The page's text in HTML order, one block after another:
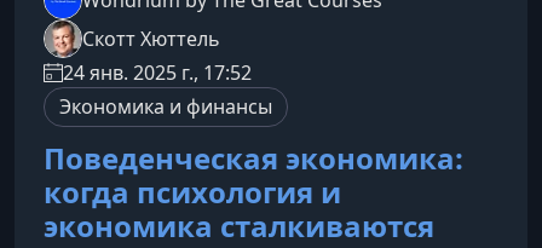
Скотт Хюттель
24 янв. 2025 г., 17:52
Экономика и финансы
Поведенческая экономика:
когда психология и
экономика сталкиваются